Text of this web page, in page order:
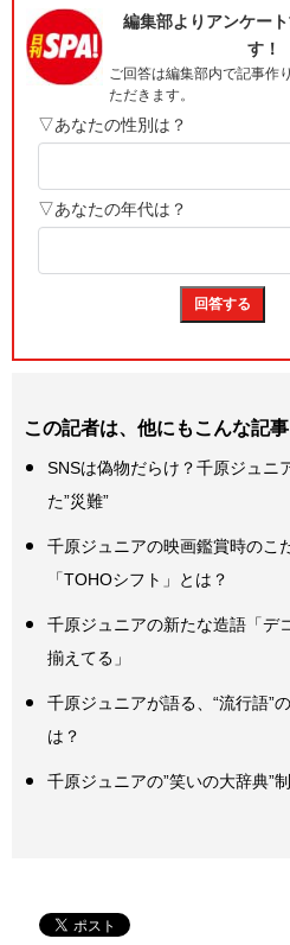
この記者は、他にもこんな記
SNSは偽物だらけ？千原ジュニ
た”災難”
千原ジュニアの映画鑑賞時のこ
「TOHOシフト」とは？
千原ジュニアの新たな造語「デ
揃えてる」
千原ジュニアが語る、“流行語”
は？
千原ジュニアの”笑いの大辞典”